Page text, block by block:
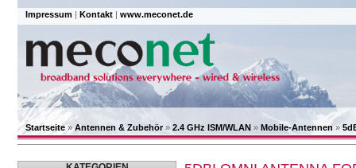
Impressum | Kontakt | www.meconet.de
Startseite»Antennen & Zubehör » 2.4 GHz ISM/WLAN » Mobile-Antennen »